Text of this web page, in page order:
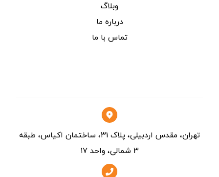
وبلاگ
درباره ما
تماس با ما
تهران، مقدس اردبیلی، پلاک ۳۱، ساختمان اکیاس، طبقه
۳ شمالی، واحد ۱۷